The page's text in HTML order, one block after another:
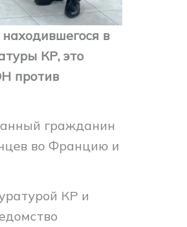
в
КР, это
против
гражданин
во Францию и
КР и